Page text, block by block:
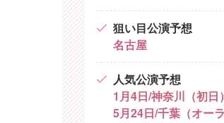
狙い目公演予想
名古屋
人気公演予想
1月4日/神奈川（初日）
5月24日/千葉（オーラ